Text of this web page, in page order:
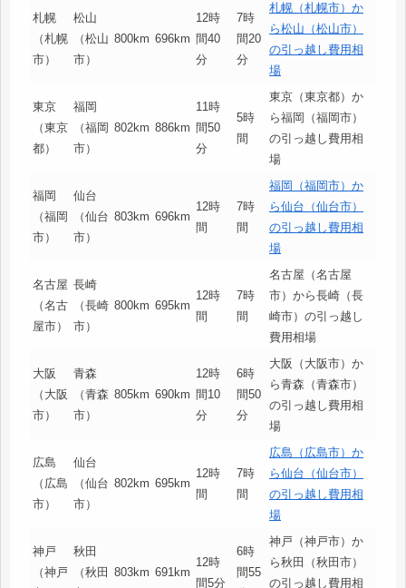
札幌
（札幌
市）
松山
（松山
市）
800km 696km
12時
間40
分
7時
間20
分
札幌（札幌市）か
ら松山（松山市）
の引っ越し費用相
場
東京
（東京
都）
福岡
（福岡
市）
802km 886km
11時
間50
分
5時
間
東京（東京都）か
ら福岡（福岡市）
の引っ越し費用相
場
福岡
（福岡
市）
仙台
（仙台
市）
803km 696km
12時
間
7時
間
福岡（福岡市）か
ら仙台（仙台市）
の引っ越し費用相
場
名古屋
（名古
屋市）
長崎
（長崎
市）
800km 695km
12時
間
7時
間
名古屋（名古屋
市）から長崎（長
崎市）の引っ越し
費用相場
大阪
（大阪
市）
青森
（青森
市）
805km 690km
12時
間10
分
6時
間50
分
大阪（大阪市）か
ら青森（青森市）
の引っ越し費用相
場
広島
（広島
市）
仙台
（仙台
市）
802km 695km
12時
間
7時
間
広島（広島市）か
ら仙台（仙台市）
の引っ越し費用相
場
神戸
（神戸
秋田
（秋田 803km 691km
12時
間5分
6時
間55
神戸（神戸市）か
ら秋田（秋田市）
の引っ越し費用相